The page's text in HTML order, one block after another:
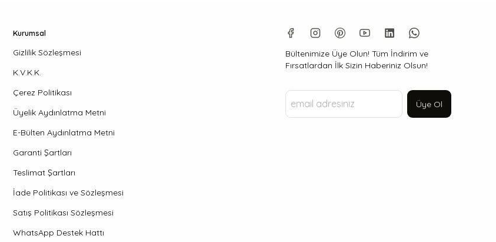
Kurumsal
Gizlilik Sözleşmesi
K.V.K.K.
Çerez Politikası
Üyelik Aydınlatma Metni
E-Bülten Aydınlatma Metni
Garanti Şartları
Teslimat Şartları
İade Politikası ve Sözleşmesi
Satış Politikası Sözleşmesi
WhatsApp Destek Hattı
Bültenimize Üye Olun! Tüm İndirim ve
Fırsatlardan İlk Sizin Haberiniz Olsun!
Üye Ol